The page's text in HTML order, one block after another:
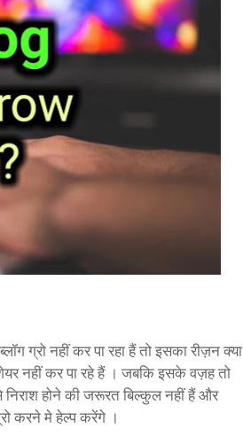
ग्रो नहीं कर पा रहा हैं तो इसका रीज़न क्या
नहीं कर पा रहे हैं । जबकि इसके वज़ह तो
होने की जरूरत बिल्कुल नहीं हैं और
करने मे हेल्प करेंगे ।